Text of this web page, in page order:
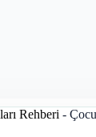
Rehberi -